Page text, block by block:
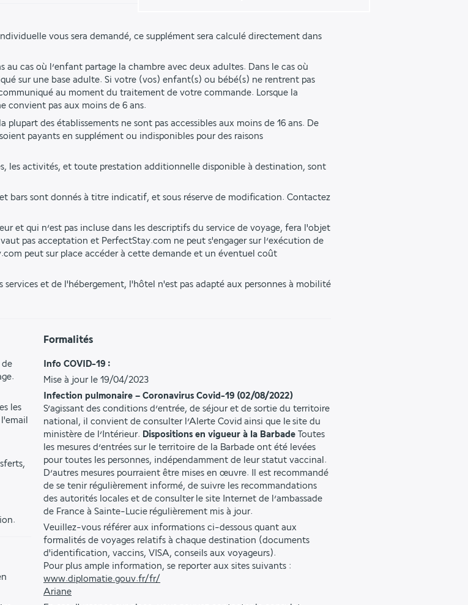
vous sera demandé, ce supplément sera calculé directement dans
au cas où l’enfant partage la chambre avec deux adultes. Dans le cas où
sur une base adulte. Si votre (vos) enfant(s) ou bébé(s) ne rentrent pas
au moment du traitement de votre commande. Lorsque la
convient pas aux moins de 6 ans.
des établissements ne sont pas accessibles aux moins de 16 ans. De
payants en supplément ou indisponibles pour des raisons
les activités, et toute prestation additionnelle disponible à destination, sont
bars sont donnés à titre indicatif, et sous réserve de modification. Contactez
et qui n’est pas incluse dans les descriptifs du service de voyage, fera l'objet
pas acceptation et PerfectStay.com ne peut s'engager sur l’exécution de
peut sur place accéder à cette demande et un éventuel coût
et de l'hébergement, l'hôtel n'est pas adapté aux personnes à mobilité
les
Formalités
Info COVID-19 :
Mise à jour le 19/04/2023
Infection pulmonaire – Coronavirus Covid-19 (02/08/2022)
S’agissant des conditions d’entrée, de séjour et de sortie du territoire
national, il convient de consulter l’Alerte Covid ainsi que le site du
ministère de l’Intérieur. Dispositions en vigueur à la Barbade Toutes
les mesures d’entrées sur le territoire de la Barbade ont été levées
pour toutes les personnes, indépendamment de leur statut vaccinal.
D’autres mesures pourraient être mises en œuvre. Il est recommandé
de se tenir régulièrement informé, de suivre les recommandations
des autorités locales et de consulter le site Internet de l’ambassade
de France à Sainte-Lucie régulièrement mis à jour.
Veuillez-vous référer aux informations ci-dessous quant aux
formalités de voyages relatifs à chaque destination (documents
d'identification, vaccins, VISA, conseils aux voyageurs).
Pour plus ample information, se reporter aux sites suivants :
www.diplomatie.gouv.fr/fr/
Ariane